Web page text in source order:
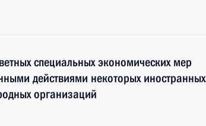
специальных экономических мер
действиями некоторых иностранных
организаций